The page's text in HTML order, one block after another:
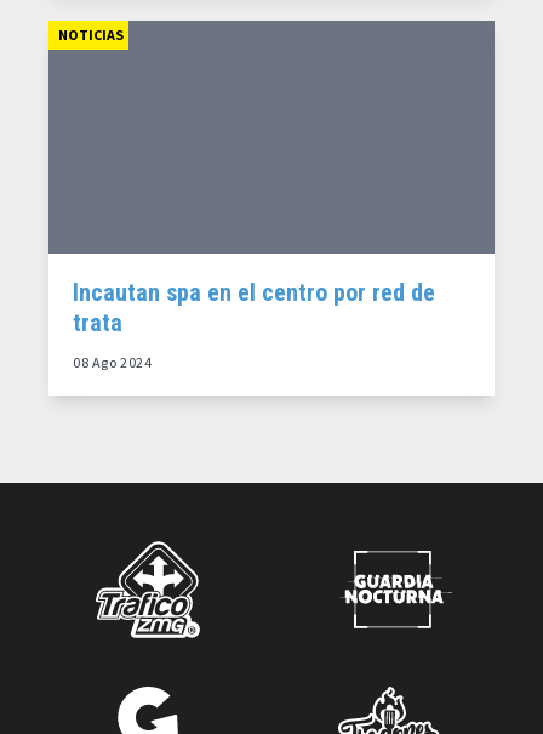
NOTICIAS
Incautan spa en el centro por red de
trata
08 Ago 2024